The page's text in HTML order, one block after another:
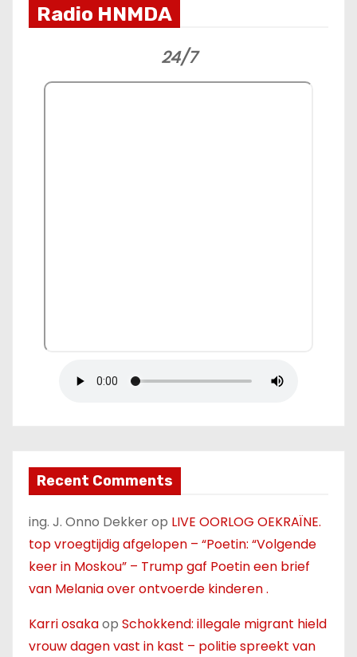
Radio HNMDA
24/7
Recent Comments
ing. J. Onno Dekkerop LIVE OORLOG OEKRAÏNE.
top vroegtijdig afgelopen – “Poetin: “Volgende
keer in Moskou” – Trump gaf Poetin een brief
van Melania over ontvoerde kinderen .
Karri osakaop Schokkend: illegale migrant hield
vrouw dagen vast in kast – politie spreekt van